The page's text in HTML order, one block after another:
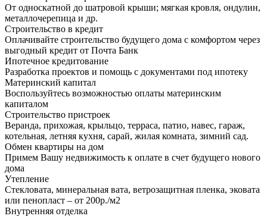
От односкатной до шатровой крыши; мягкая кровля, ондулин,
металлочерепица и др.
Строительство в кредит
Оплачивайте строительство будущего дома с комфортом через
выгодный кредит от Почта Банк
Ипотечное кредитование
Разработка проектов и помощь с документами под ипотеку
Материнский капитал
Воспользуйтесь возможностью оплаты материнским
капиталом
Строительство пристроек
Веранда, прихожая, крыльцо, терраса, патио, навес, гараж,
котельная, летняя кухня, сарай, жилая комната, зимний сад.
Обмен квартиры на дом
Примем Вашу недвижимость к оплате в счет будущего нового
дома
Утепление
Стекловата, минеральная вата, ветрозащитная пленка, эковата
или пенопласт – от 200р./м2
Внутренняя отделка